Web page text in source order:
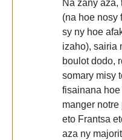
Na zany aza,
(na hoe nosy
sy ny hoe
izaho), sairia
boulot dodo,
somary misy
fisainana hoe
manger notre
eto Frantsa
aza ny